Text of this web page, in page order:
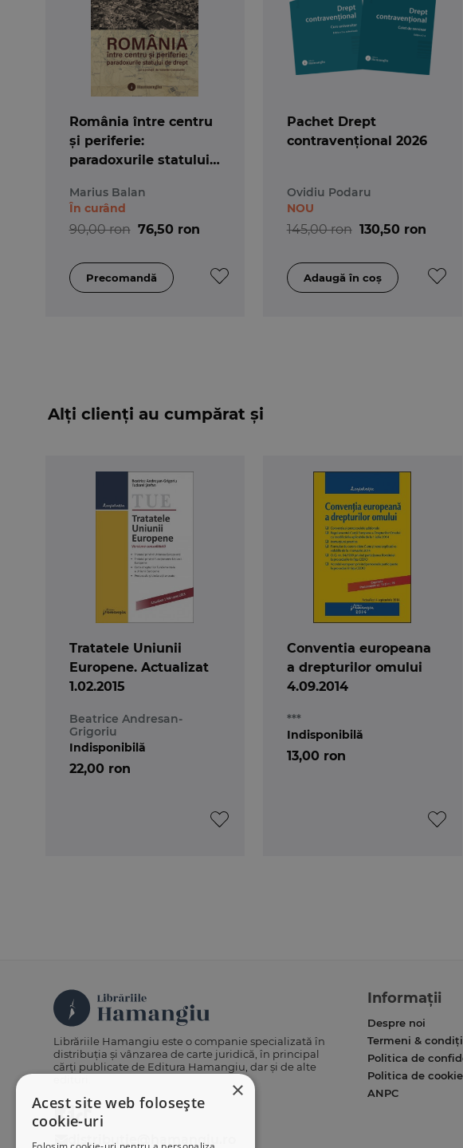
România între centru
și periferie:
paradoxurile statului
Marius Balan
90,00 ron 76,50 ron
În curând
Pachet Drept
contravențional 2026
Ovidiu Podaru
145,00 ron 130,50 ron
NOU
Alți clienți au cumpărat și
Tratatele Uniunii
Europene. Actualizat
1.02.2015
Beatrice Andresan-
Grigoriu
22,00 ron
Indisponibilă
Conventia europeana
a drepturilor omului
4.09.2014
***
13,00 ron
Indisponibilă
×
Acest site web folosește
cookie-uri
Librăriile Hamangiu este o companie specializată în
distribuția și vânzarea de carte juridică, în principal
cărți publicate de Editura Hamangiu, dar și de alte
distributie@hamangiu.ro
Informații
Despre noi
Termeni &
Politica de
Politica de
ANPC